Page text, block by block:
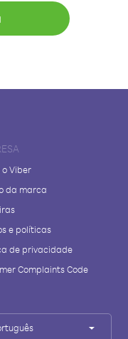
o Viber
da marca
e políticas
de privacidade
Complaints Code